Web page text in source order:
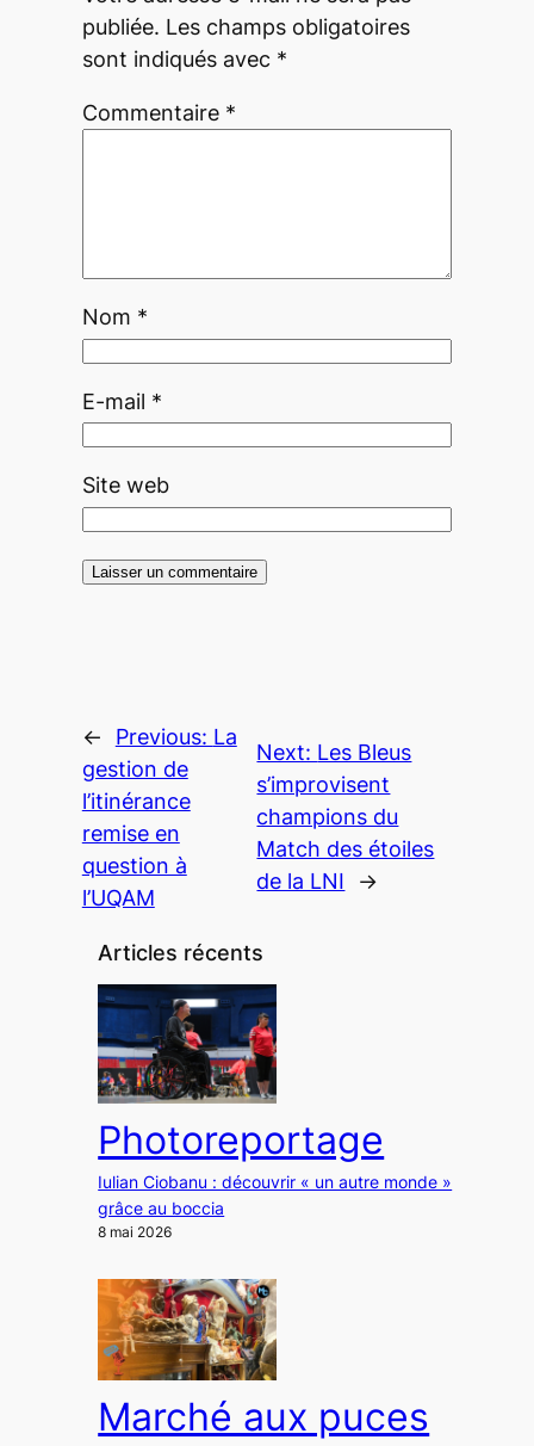
publiée. Les champs obligatoires
sont indiqués avec *
Commentaire *
Nom *
E-mail *
Site web
← Previous: La
gestion de
l’itinérance
remise en
question à
l’UQAM
Next: Les Bleus
s’improvisent
champions du
Match des étoiles
de la LNI
→
Articles récents
Photoreportage
Iulian Ciobanu : découvrir « un autre monde »
grâce au boccia
8 mai 2026
Marché aux puces